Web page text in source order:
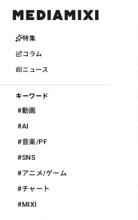
特集
コラム
ニュース
キーワード
#動画
#AI
#音楽/PF
#SNS
#アニメ/ゲーム
#チャート
#MIXI